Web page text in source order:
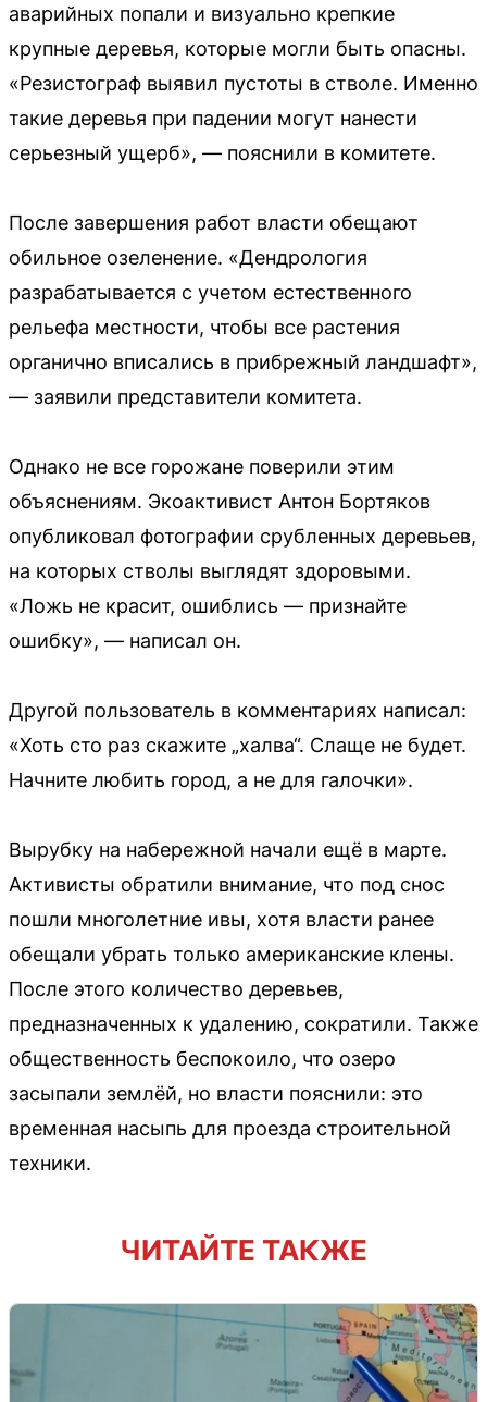
аварийных попали и визуально крепкие
крупные деревья, которые могли быть опасны.
«Резистограф выявил пустоты в стволе. Именно
такие деревья при падении могут нанести
серьезный ущерб», — пояснили в комитете.
После завершения работ власти обещают
обильное озеленение. «Дендрология
разрабатывается с учетом естественного
рельефа местности, чтобы все растения
органично вписались в прибрежный ландшафт»,
— заявили представители комитета.
Однако не все горожане поверили этим
объяснениям. Экоактивист Антон Бортяков
опубликовал фотографии срубленных деревьев,
на которых стволы выглядят здоровыми.
«Ложь не красит, ошиблись — признайте
ошибку», — написал он.
Другой пользователь в комментариях написал:
«Хоть сто раз скажите „халва“. Слаще не будет.
Начните любить город, а не для галочки».
Вырубку на набережной начали ещё в марте.
Активисты обратили внимание, что под снос
пошли многолетние ивы, хотя власти ранее
обещали убрать только американские клены.
После этого количество деревьев,
предназначенных к удалению, сократили. Также
общественность беспокоило, что озеро
засыпали землёй, но власти пояснили: это
временная насыпь для проезда строительной
техники.
ЧИТАЙТЕ ТАКЖЕ